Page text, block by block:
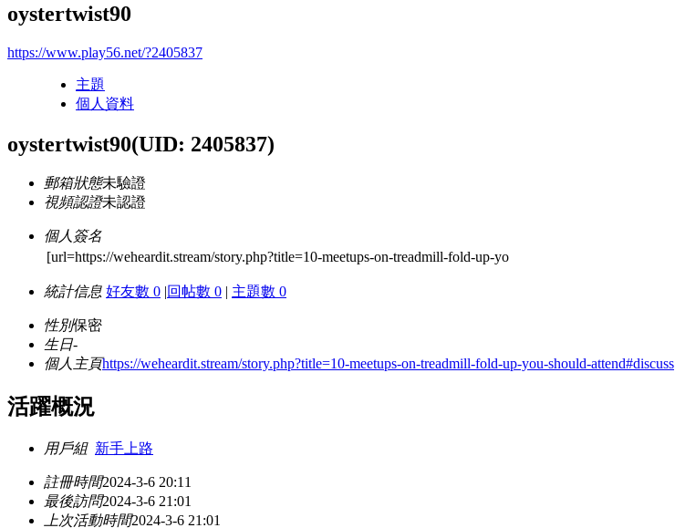
oystertwist90
https://www.play56.net/?2405837
主題
個人資料
oystertwist90(UID: 2405837)
郵箱狀態未驗證
視頻認證未認證
個人簽名
[url=https://weheardit.stream/story.php?title=10-meetups-on-treadmill-fold-up-yo
統計信息 好友數 0 |回帖數 0 | 主題數 0
性別保密
生日-
個人主頁https://weheardit.stream/story.php?title=10-meetups-on-treadmill-fold-up-you-should-attend#discuss
活躍概況
用戶組 新手上路
註冊時間2024-3-6 20:11
最後訪問2024-3-6 21:01
上次活動時間2024-3-6 21:01